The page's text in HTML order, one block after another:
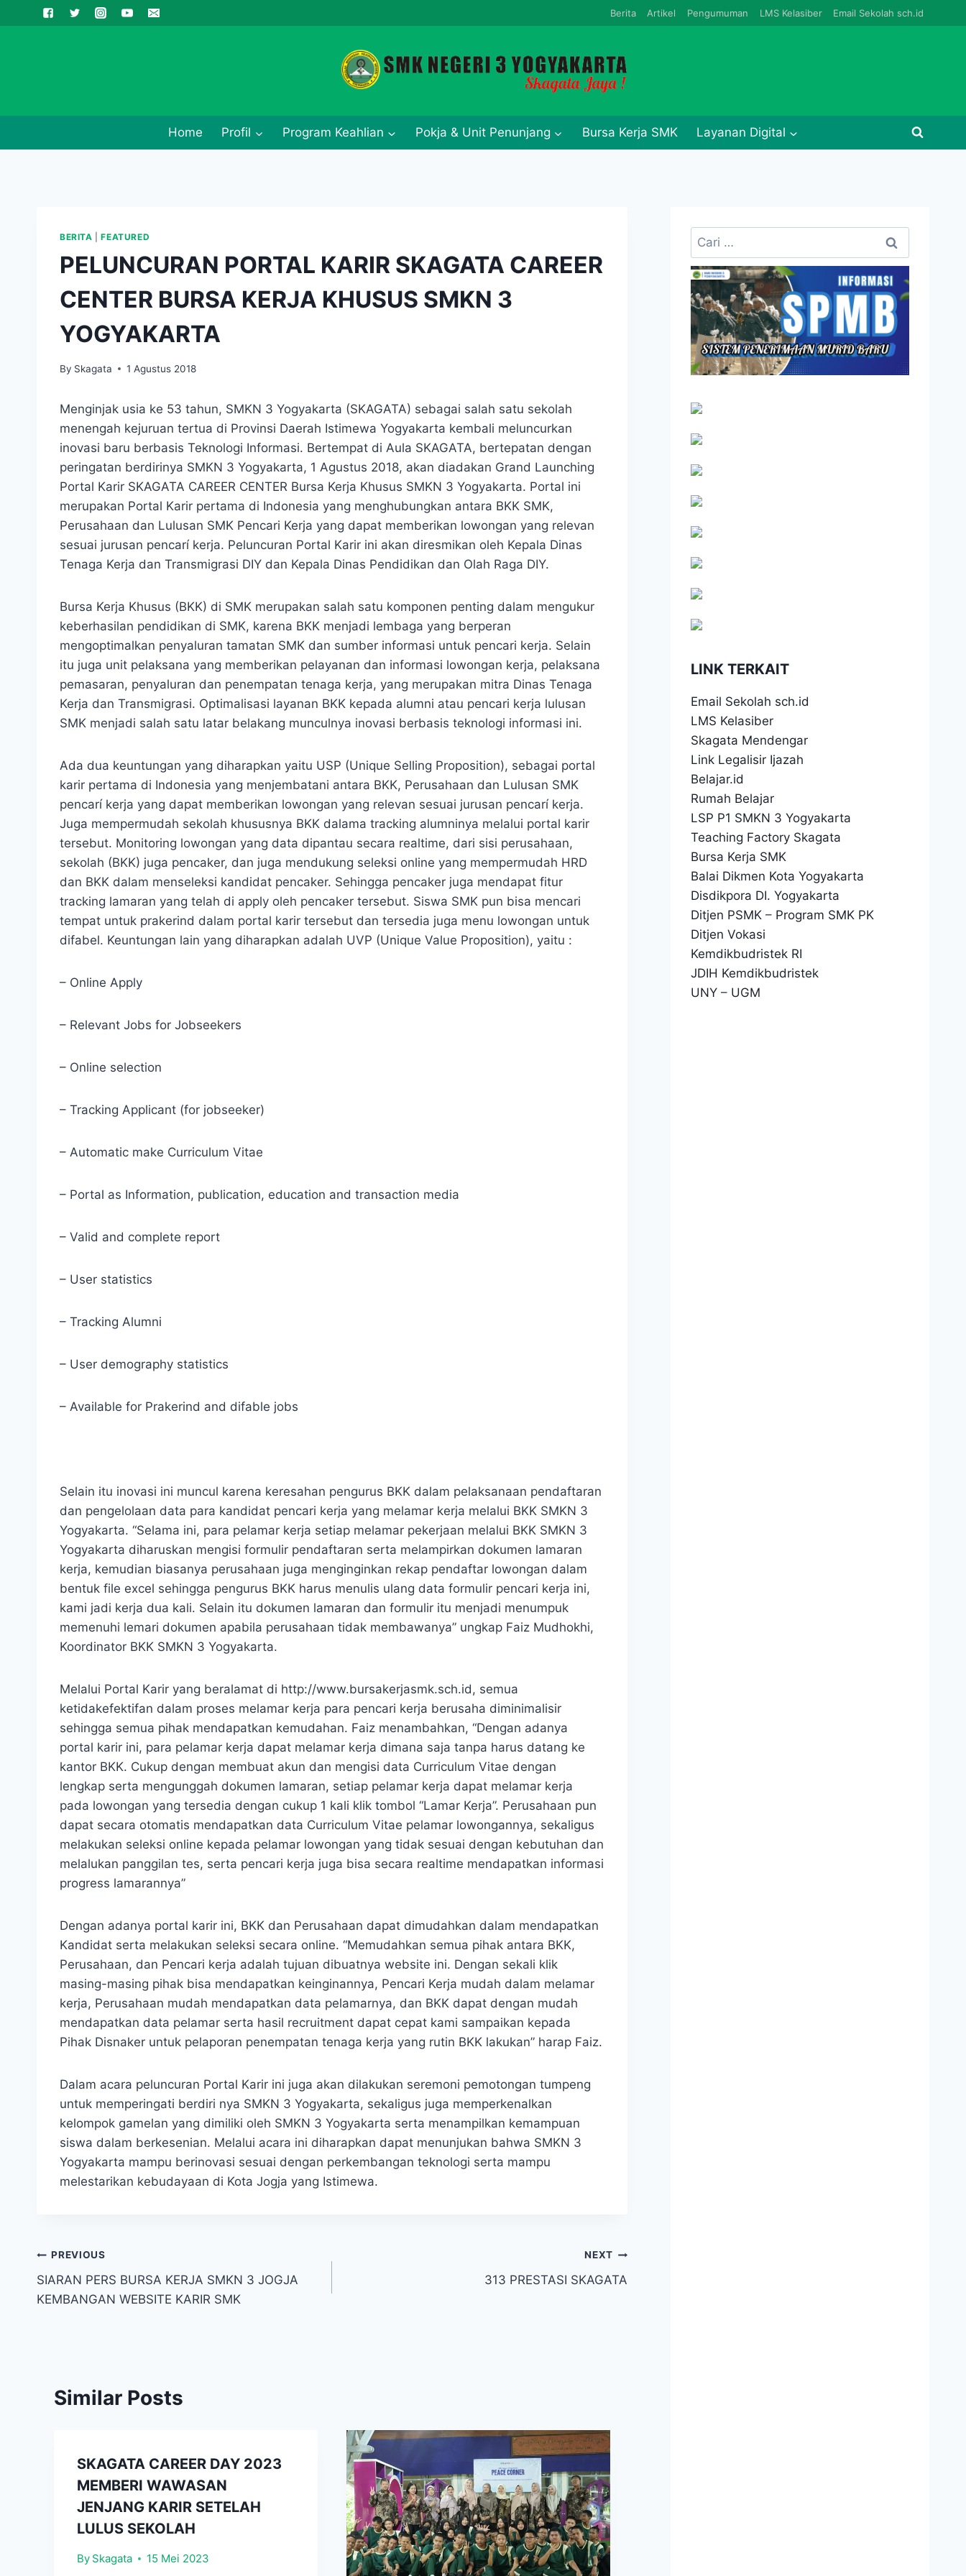
to
Berita Artikel Pengumuman LMS Kelasiber Email Sekolah sch.id
Home Profil Program Keahlian Pokja & Unit Penunjang Bursa Kerja SMK Layanan Digital
BERITA |FEATURED
PELUNCURAN PORTAL KARIR SKAGATA CAREER
CENTER BURSA KERJA KHUSUS SMKN 3
YOGYAKARTA
By Skagata 1 Agustus 2018
Menginjak usia ke 53 tahun, SMKN 3 Yogyakarta (SKAGATA) sebagai salah satu sekolah
menengah kejuruan tertua di Provinsi Daerah Istimewa Yogyakarta kembali meluncurkan
inovasi baru berbasis Teknologi Informasi. Bertempat di Aula SKAGATA, bertepatan dengan
peringatan berdirinya SMKN 3 Yogyakarta, 1 Agustus 2018, akan diadakan Grand Launching
Portal Karir SKAGATA CAREER CENTER Bursa Kerja Khusus SMKN 3 Yogyakarta. Portal ini
merupakan Portal Karir pertama di Indonesia yang menghubungkan antara BKK SMK,
Perusahaan dan Lulusan SMK Pencari Kerja yang dapat memberikan lowongan yang relevan
sesuai jurusan pencarí kerja. Peluncuran Portal Karir ini akan diresmikan oleh Kepala Dinas
Tenaga Kerja dan Transmigrasi DIY dan Kepala Dinas Pendidikan dan Olah Raga DIY.
Bursa Kerja Khusus (BKK) di SMK merupakan salah satu komponen penting dalam mengukur
keberhasilan pendidikan di SMK, karena BKK menjadi lembaga yang berperan
mengoptimalkan penyaluran tamatan SMK dan sumber informasi untuk pencari kerja. Selain
itu juga unit pelaksana yang memberikan pelayanan dan informasi lowongan kerja, pelaksana
pemasaran, penyaluran dan penempatan tenaga kerja, yang merupakan mitra Dinas Tenaga
Kerja dan Transmigrasi. Optimalisasi layanan BKK kepada alumni atau pencari kerja lulusan
SMK menjadi salah satu latar belakang munculnya inovasi berbasis teknologi informasi ini.
Ada dua keuntungan yang diharapkan yaitu USP (Unique Selling Proposition), sebagai portal
karir pertama di Indonesia yang menjembatani antara BKK, Perusahaan dan Lulusan SMK
pencarí kerja yang dapat memberikan lowongan yang relevan sesuai jurusan pencarí kerja.
Juga mempermudah sekolah khususnya BKK dalama tracking alumninya melalui portal karir
tersebut. Monitoring lowongan yang data dipantau secara realtime, dari sisi perusahaan,
sekolah (BKK) juga pencaker, dan juga mendukung seleksi online yang mempermudah HRD
dan BKK dalam menseleksi kandidat pencaker. Sehingga pencaker juga mendapat fitur
tracking lamaran yang telah di apply oleh pencaker tersebut. Siswa SMK pun bisa mencari
tempat untuk prakerind dalam portal karir tersebut dan tersedia juga menu lowongan untuk
difabel. Keuntungan lain yang diharapkan adalah UVP (Unique Value Proposition), yaitu :
– Online Apply
– Relevant Jobs for Jobseekers
– Online selection
– Tracking Applicant (for jobseeker)
– Automatic make Curriculum Vitae
– Portal as Information, publication, education and transaction media
– Valid and complete report
– User statistics
– Tracking Alumni
– User demography statistics
– Available for Prakerind and difable jobs
Selain itu inovasi ini muncul karena keresahan pengurus BKK dalam pelaksanaan pendaftaran
dan pengelolaan data para kandidat pencari kerja yang melamar kerja melalui BKK SMKN 3
Yogyakarta. “Selama ini, para pelamar kerja setiap melamar pekerjaan melalui BKK SMKN 3
Yogyakarta diharuskan mengisi formulir pendaftaran serta melampirkan dokumen lamaran
kerja, kemudian biasanya perusahaan juga menginginkan rekap pendaftar lowongan dalam
bentuk file excel sehingga pengurus BKK harus menulis ulang data formulir pencari kerja ini,
kami jadi kerja dua kali. Selain itu dokumen lamaran dan formulir itu menjadi menumpuk
memenuhi lemari dokumen apabila perusahaan tidak membawanya” ungkap Faiz Mudhokhi,
Koordinator BKK SMKN 3 Yogyakarta.
Melalui Portal Karir yang beralamat di http://www.bursakerjasmk.sch.id, semua
ketidakefektifan dalam proses melamar kerja para pencari kerja berusaha diminimalisir
sehingga semua pihak mendapatkan kemudahan. Faiz menambahkan, “Dengan adanya
portal karir ini, para pelamar kerja dapat melamar kerja dimana saja tanpa harus datang ke
kantor BKK. Cukup dengan membuat akun dan mengisi data Curriculum Vitae dengan
lengkap serta mengunggah dokumen lamaran, setiap pelamar kerja dapat melamar kerja
pada lowongan yang tersedia dengan cukup 1 kali klik tombol “Lamar Kerja”. Perusahaan pun
dapat secara otomatis mendapatkan data Curriculum Vitae pelamar lowongannya, sekaligus
melakukan seleksi online kepada pelamar lowongan yang tidak sesuai dengan kebutuhan dan
melalukan panggilan tes, serta pencari kerja juga bisa secara realtime mendapatkan informasi
progress lamarannya”
Dengan adanya portal karir ini, BKK dan Perusahaan dapat dimudahkan dalam mendapatkan
Kandidat serta melakukan seleksi secara online. “Memudahkan semua pihak antara BKK,
Perusahaan, dan Pencari kerja adalah tujuan dibuatnya website ini. Dengan sekali klik
masing-masing pihak bisa mendapatkan keinginannya, Pencari Kerja mudah dalam melamar
kerja, Perusahaan mudah mendapatkan data pelamarnya, dan BKK dapat dengan mudah
mendapatkan data pelamar serta hasil recruitment dapat cepat kami sampaikan kepada
Pihak Disnaker untuk pelaporan penempatan tenaga kerja yang rutin BKK lakukan” harap Faiz.
Dalam acara peluncuran Portal Karir ini juga akan dilakukan seremoni pemotongan tumpeng
untuk memperingati berdiri nya SMKN 3 Yogyakarta, sekaligus juga memperkenalkan
kelompok gamelan yang dimiliki oleh SMKN 3 Yogyakarta serta menampilkan kemampuan
siswa dalam berkesenian. Melalui acara ini diharapkan dapat menunjukan bahwa SMKN 3
Yogyakarta mampu berinovasi sesuai dengan perkembangan teknologi serta mampu
melestarikan kebudayaan di Kota Jogja yang Istimewa.
Navigasi
pos
PREVIOUS
SIARAN PERS BURSA KERJA SMKN 3 JOGJA
KEMBANGAN WEBSITE KARIR SMK
NEXT
313 PRESTASI SKAGATA
Similar Posts
SKAGATA CAREER DAY 2023
MEMBERI WAWASAN
JENJANG KARIR SETELAH
LULUS SEKOLAH
By Skagata 15 Mei 2023
Cari
untuk:
LINK TERKAIT
Email Sekolah sch.id
LMS Kelasiber
Skagata Mendengar
Link Legalisir Ijazah
Belajar.id
Rumah Belajar
LSP P1 SMKN 3 Yogyakarta
Teaching Factory Skagata
Bursa Kerja SMK
Balai Dikmen Kota Yogyakarta
Disdikpora DI. Yogyakarta
Ditjen PSMK– Program SMK PK
Ditjen Vokasi
Kemdikbudristek RI
JDIH Kemdikbudristek
UNY– UGM